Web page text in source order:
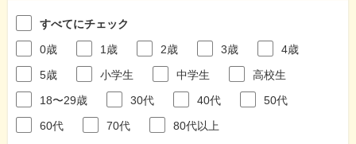
すべてにチェック
0歳
1歳 2歳 3歳
4歳
5歳
小学生 中学生
高校生
18〜29歳
30代 40代
50代
60代
70代 80代以上